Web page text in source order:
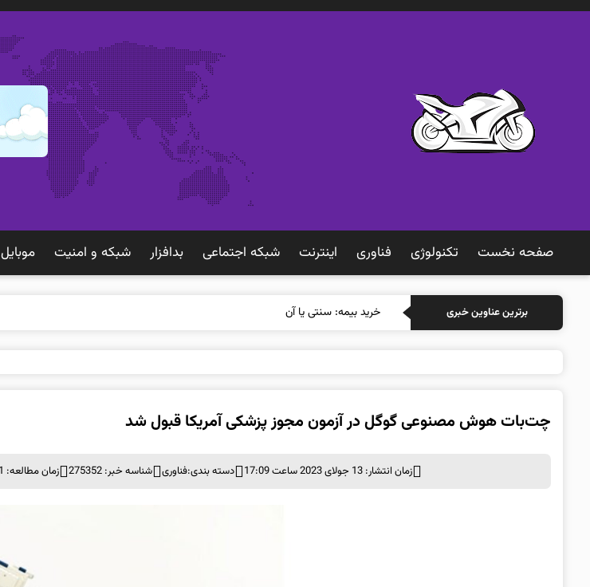
صفحه نخست تکنولوژی فناوری اينترنت شبكه اجتماعی بدافزار شبكه و امنيت موبايل
برترین عناوین خبری خرید بیمه: سنتی یا آنلاین؟ کدامیک
چت‌بات هوش مصنوعی گوگل در آزمون مجوز پزشکی آمریکا قبول شد
زمان انتشار: 13 جولای 2023 ساعت 17:09 دسته بندی:فناوری شناسه خبر: 275352 زمان مطالعه: 1 دقیقه